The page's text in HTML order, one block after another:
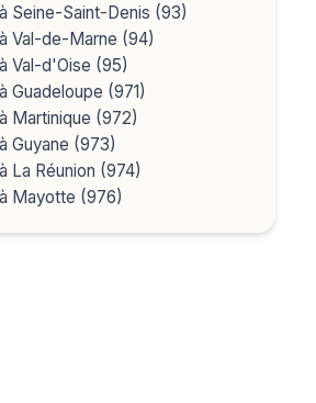
Seine-Saint-Denis (93)
Val-de-Marne (94)
Val-d'Oise (95)
Guadeloupe (971)
Martinique (972)
Guyane (973)
La Réunion (974)
Mayotte (976)